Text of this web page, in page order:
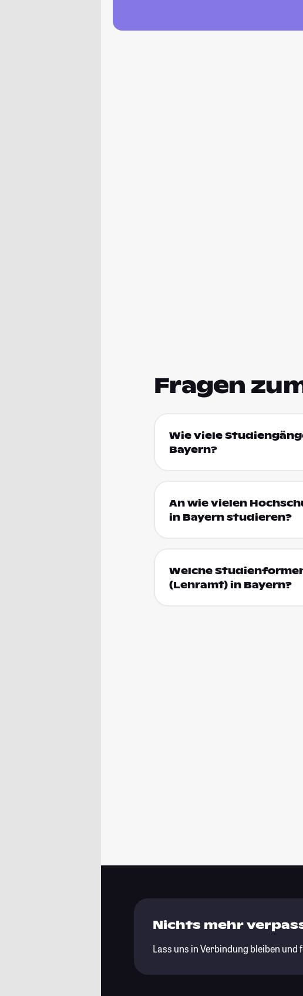
Fragen
Wie viele
Bayern?
An wie vielen
in Bayern studieren?
Welche
(Lehramt) in Bayern?
Nichts mehr
Lass uns in Verbindung bleiben